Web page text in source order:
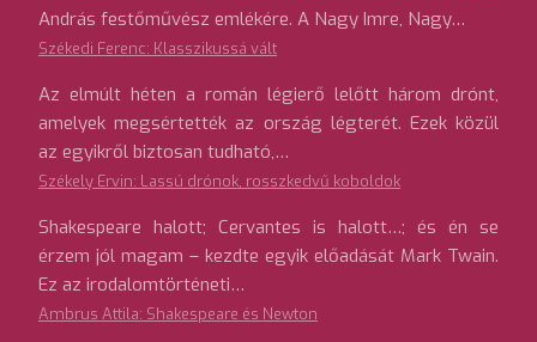
András festőművész emlékére. A Nagy Imre, Nagy…
Székedi Ferenc: Klasszikussá vált
Az elmúlt héten a román légierő lelőtt három drónt,
amelyek megsértették az ország légterét. Ezek közül
az egyikről biztosan tudható,…
Székely Ervin: Lassú drónok, rosszkedvű koboldok
Shakespeare halott; Cervantes is halott…; és én se
érzem jól magam – kezdte egyik előadását Mark Twain.
Ez az irodalomtörténeti…
Ambrus Attila: Shakespeare és Newton